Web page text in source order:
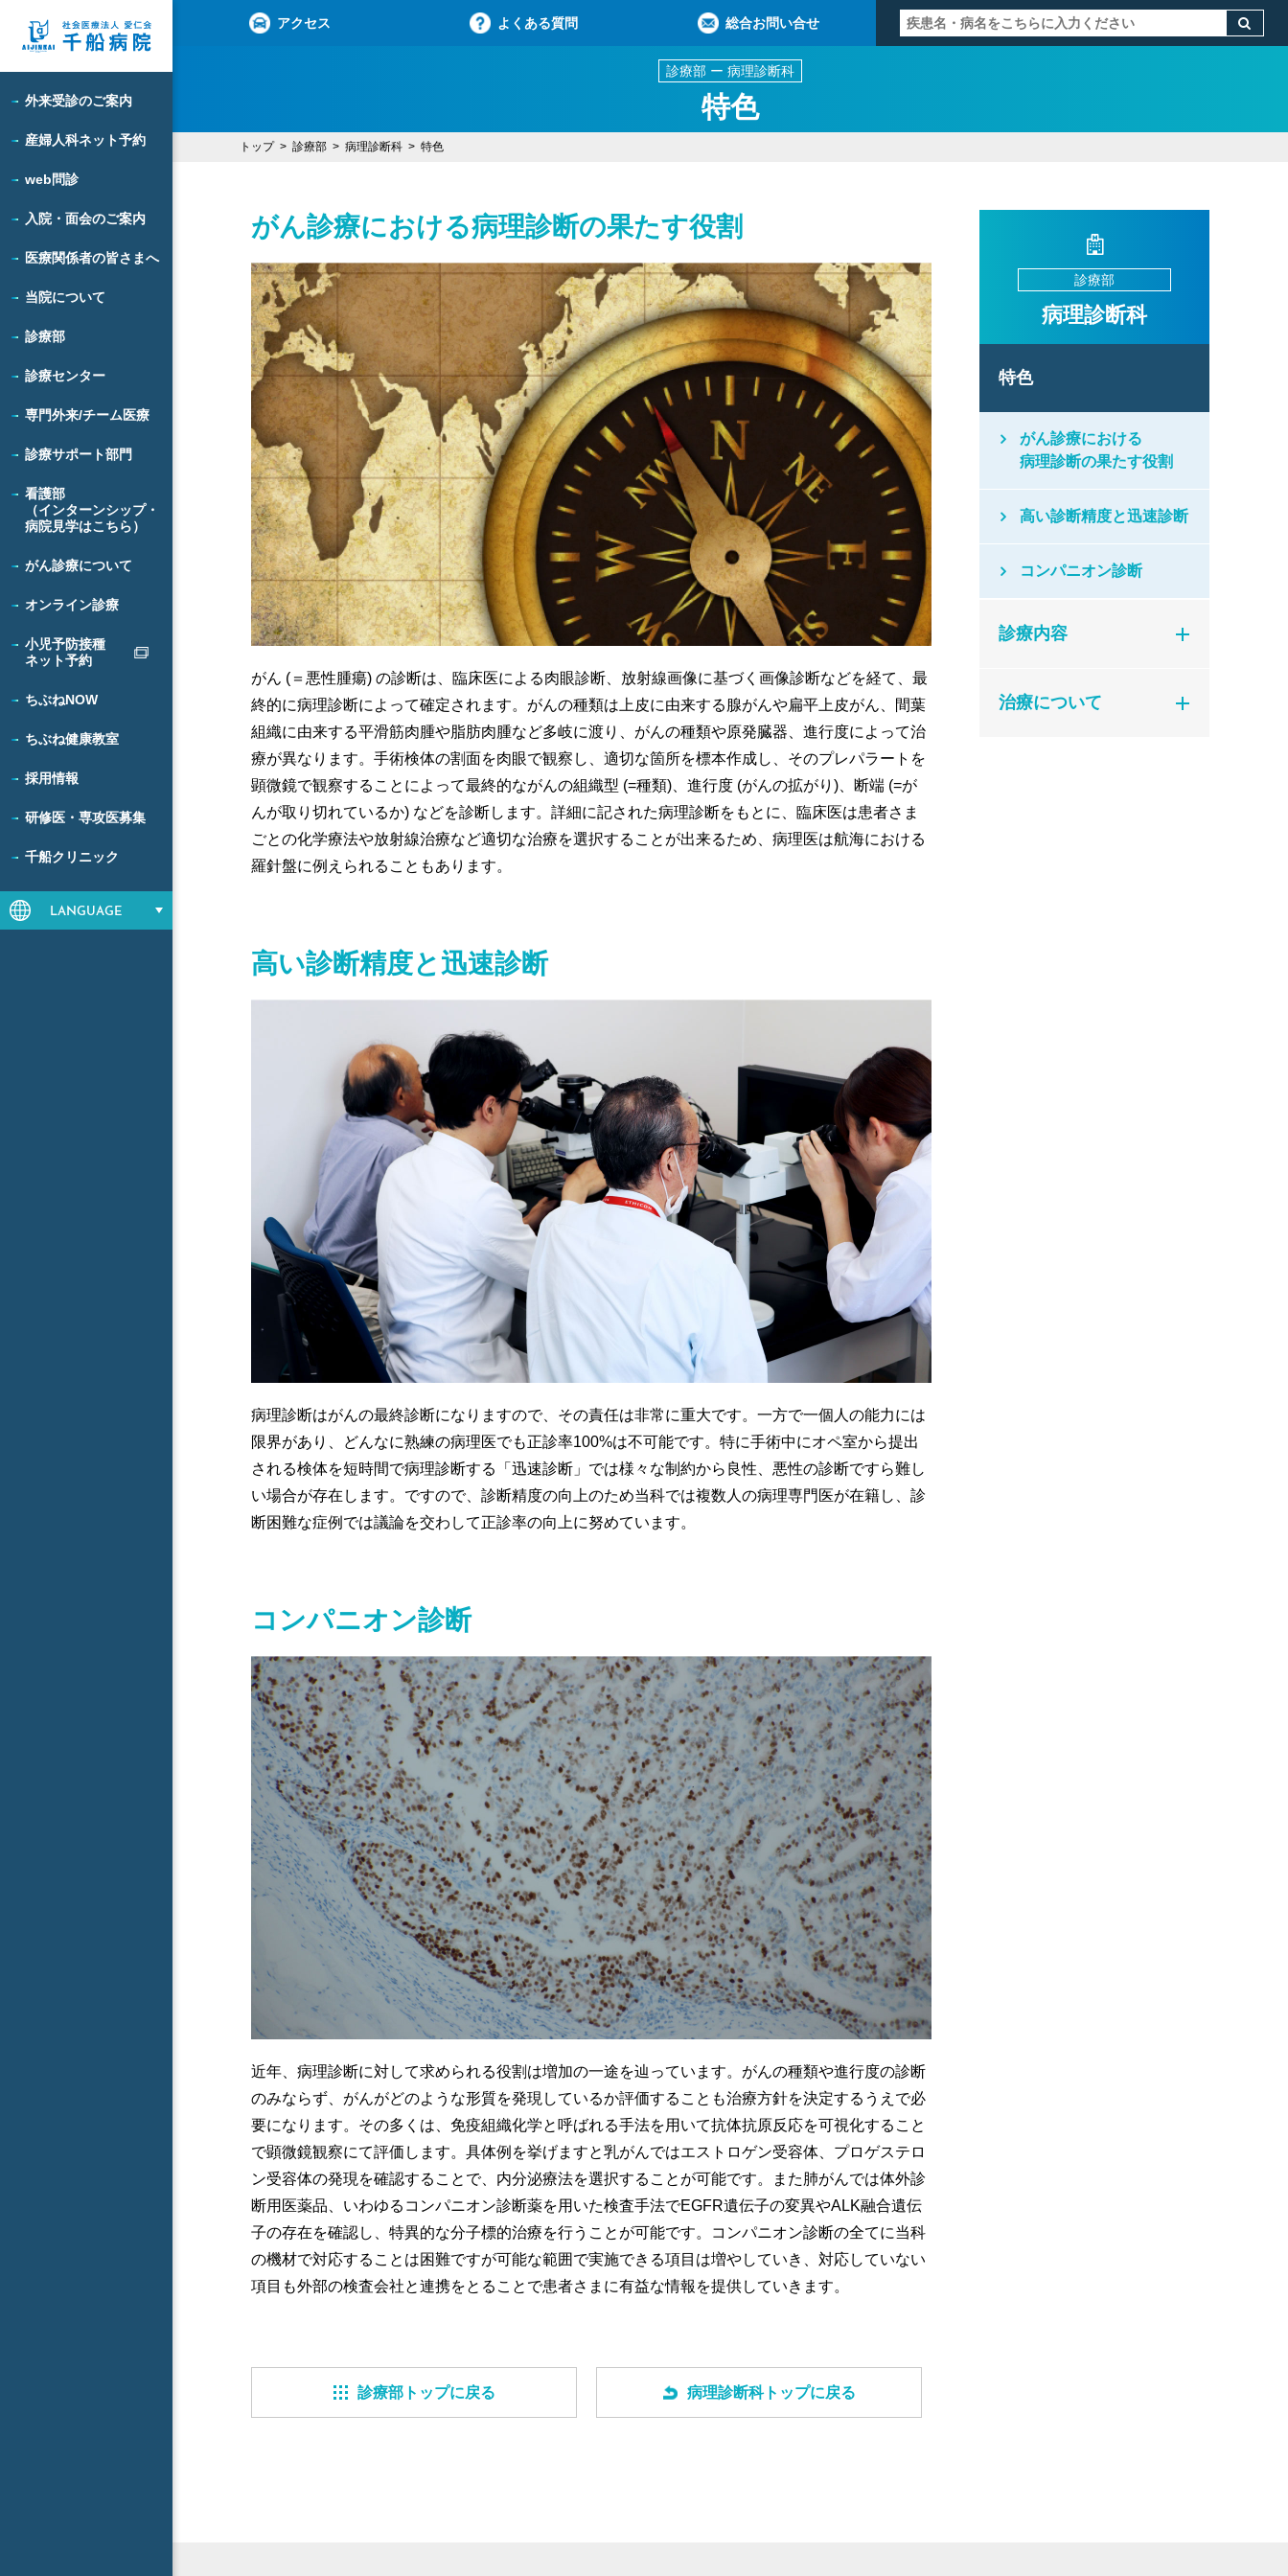
外来受診のご案内
産婦人科ネット予約
web問診
入院・面会のご案内
医療関係者の皆さまへ
当院について
診療部
診療センター
専門外来/チーム医療
診療サポート部門
看護部
（インターンシップ・
病院見学はこちら）
がん診療について
オンライン診療
小児予防接種
ネット予約
ちぶねNOW
ちぶね健康教室
採用情報
研修医・専攻医募集
千船クリニック
LANGUAGE
アクセス よくある質問 総合お問い合せ
診療部 ー 病理診断科
特色
トップ 診療部 病理診断科 特色
がん診療における病理診断の果たす役割
がん (＝悪性腫瘍) の診断は、臨床医による肉眼診断、放射線画像に基づく画像診断などを経て、最
終的に病理診断によって確定されます。がんの種類は上皮に由来する腺がんや扁平上皮がん、間葉
組織に由来する平滑筋肉腫や脂肪肉腫など多岐に渡り、がんの種類や原発臓器、進行度によって治
療が異なります。手術検体の割面を肉眼で観察し、適切な箇所を標本作成し、そのプレパラートを
顕微鏡で観察することによって最終的ながんの組織型 (=種類)、進行度 (がんの拡がり)、断端 (=が
んが取り切れているか) などを診断します。詳細に記された病理診断をもとに、臨床医は患者さま
ごとの化学療法や放射線治療など適切な治療を選択することが出来るため、病理医は航海における
羅針盤に例えられることもあります。
高い診断精度と迅速診断
病理診断はがんの最終診断になりますので、その責任は非常に重大です。一方で一個人の能力には
限界があり、どんなに熟練の病理医でも正診率100%は不可能です。特に手術中にオペ室から提出
される検体を短時間で病理診断する「迅速診断」では様々な制約から良性、悪性の診断ですら難し
い場合が存在します。ですので、診断精度の向上のため当科では複数人の病理専門医が在籍し、診
断困難な症例では議論を交わして正診率の向上に努めています。
コンパニオン診断
近年、病理診断に対して求められる役割は増加の一途を辿っています。がんの種類や進行度の診断
のみならず、がんがどのような形質を発現しているか評価することも治療方針を決定するうえで必
要になります。その多くは、免疫組織化学と呼ばれる手法を用いて抗体抗原反応を可視化すること
で顕微鏡観察にて評価します。具体例を挙げますと乳がんではエストロゲン受容体、プロゲステロ
ン受容体の発現を確認することで、内分泌療法を選択することが可能です。また肺がんでは体外診
断用医薬品、いわゆるコンパニオン診断薬を用いた検査手法でEGFR遺伝子の変異やALK融合遺伝
子の存在を確認し、特異的な分子標的治療を行うことが可能です。コンパニオン診断の全てに当科
の機材で対応することは困難ですが可能な範囲で実施できる項目は増やしていき、対応していない
項目も外部の検査会社と連携をとることで患者さまに有益な情報を提供していきます。
診療部トップに戻る 病理診断科トップに戻る
診療部
病理診断科
特色
がん診療における
病理診断の果たす役割
高い診断精度と迅速診断
コンパニオン診断
診療内容
治療について